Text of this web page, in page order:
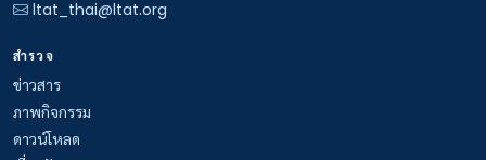
ltat_thai@ltat.org
สำรวจ
ข่าวสาร
ภาพกิจกรรม
ดาวน์โหลด